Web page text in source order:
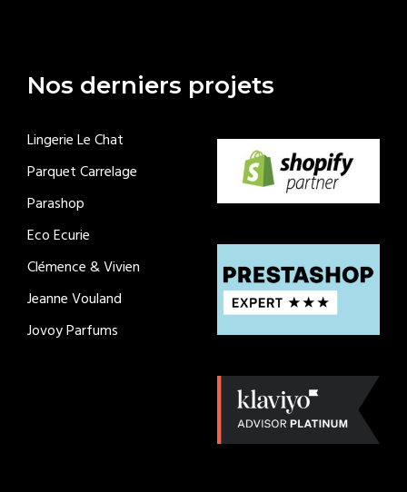
Nos derniers projets
Lingerie Le Chat
Parquet Carrelage
Parashop
Eco Ecurie
Clémence & Vivien
Jeanne Vouland
Jovoy Parfums